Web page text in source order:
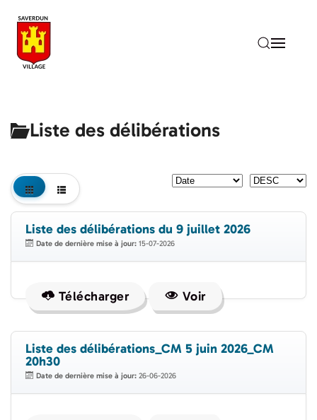
Accéder au contenu principal
Liste des délibérations
Liste des délibérations du 9 juillet 2026
Date de dernière mise à jour: 15-07-2026
Télécharger Voir
Liste des délibérations_CM 5 juin 2026_CM
20h30
Date de dernière mise à jour: 26-06-2026